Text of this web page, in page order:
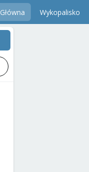
Główna Wykopalisko